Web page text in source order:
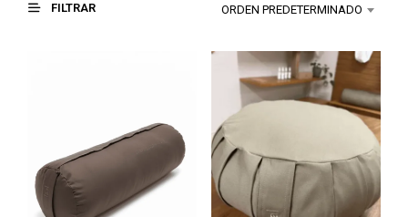
FILTRAR ORDEN PREDETERMINADO